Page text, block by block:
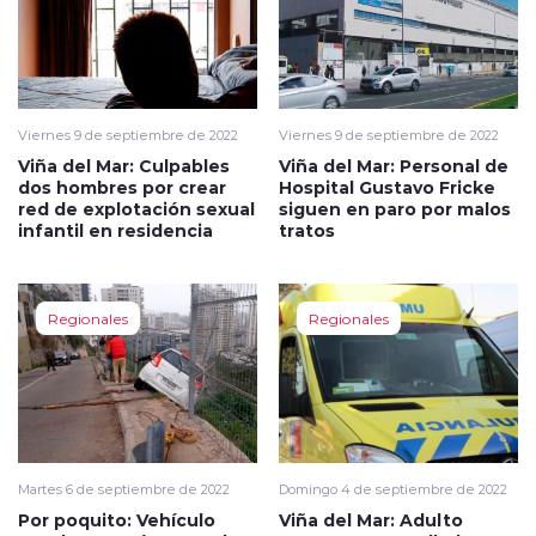
Viernes 9 de septiembre de 2022
Viña del Mar: Culpables
dos hombres por crear
red de explotación sexual
infantil en residencia
Viernes 9 de septiembre de 2022
Viña del Mar: Personal de
Hospital Gustavo Fricke
siguen en paro por malos
tratos
Regionales
Martes 6 de septiembre de 2022
Por poquito: Vehículo
Regionales
Domingo 4 de septiembre de 2022
Viña del Mar: Adulto